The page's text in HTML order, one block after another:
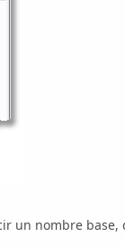
un nombre base,